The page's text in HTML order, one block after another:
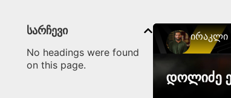
სარჩევი
No headings were found
on this page.
Ირაკლი
დოლიძე